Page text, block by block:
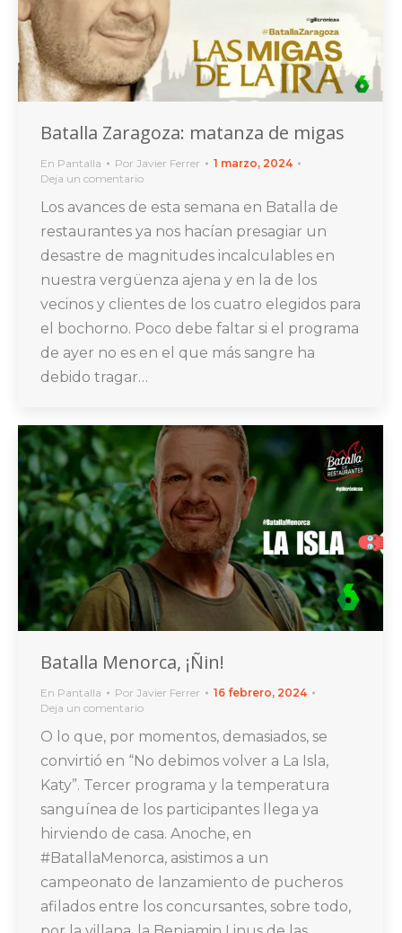
Batalla Zaragoza: matanza de migas
En Pantalla Por Javier Ferrer
1 marzo, 2024
Deja un comentario
Los avances de esta semana en Batalla de
restaurantes ya nos hacían presagiar un
desastre de magnitudes incalculables en
nuestra vergüenza ajena y en la de los
vecinos y clientes de los cuatro elegidos para
el bochorno. Poco debe faltar si el programa
de ayer no es en el que más sangre ha
debido tragar…
Batalla Menorca, ¡Ñin!
En Pantalla Por Javier Ferrer
16 febrero, 2024
Deja un comentario
O lo que, por momentos, demasiados, se
convirtió en “No debimos volver a La Isla,
Katy”. Tercer programa y la temperatura
sanguínea de los participantes llega ya
hirviendo de casa. Anoche, en
#BatallaMenorca, asistimos a un
campeonato de lanzamiento de pucheros
afilados entre los concursantes, sobre todo,